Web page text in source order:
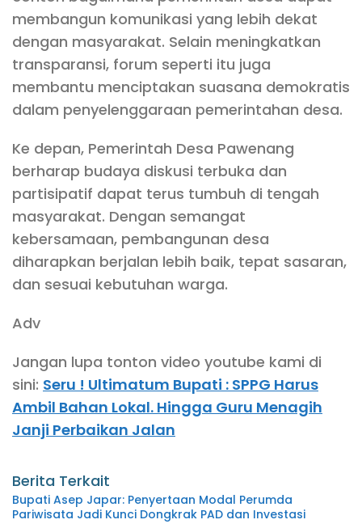
membangun komunikasi yang lebih dekat
dengan masyarakat. Selain meningkatkan
transparansi, forum seperti itu juga
membantu menciptakan suasana demokratis
dalam penyelenggaraan pemerintahan desa.
Ke depan, Pemerintah Desa Pawenang
berharap budaya diskusi terbuka dan
partisipatif dapat terus tumbuh di tengah
masyarakat. Dengan semangat
kebersamaan, pembangunan desa
diharapkan berjalan lebih baik, tepat sasaran,
dan sesuai kebutuhan warga.
Adv
Jangan lupa tonton video youtube kami di
sini: Seru ! Ultimatum Bupati : SPPG Harus
Ambil Bahan Lokal. Hingga Guru Menagih
Janji Perbaikan Jalan
Berita Terkait
Bupati Asep Japar: Penyertaan Modal Perumda
Pariwisata Jadi Kunci Dongkrak PAD dan Investasi